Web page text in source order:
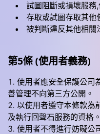
試圖阻斷或損壞服務
存取或試圖存取其他
被判斷違反其他相關
第5條 (使用者義務)
使用者應安全保護公司
善管理不向第三方公開。
以使用者遵守本條款為
及執行回聲石服務的資格。
使用者不得進行妨礙公